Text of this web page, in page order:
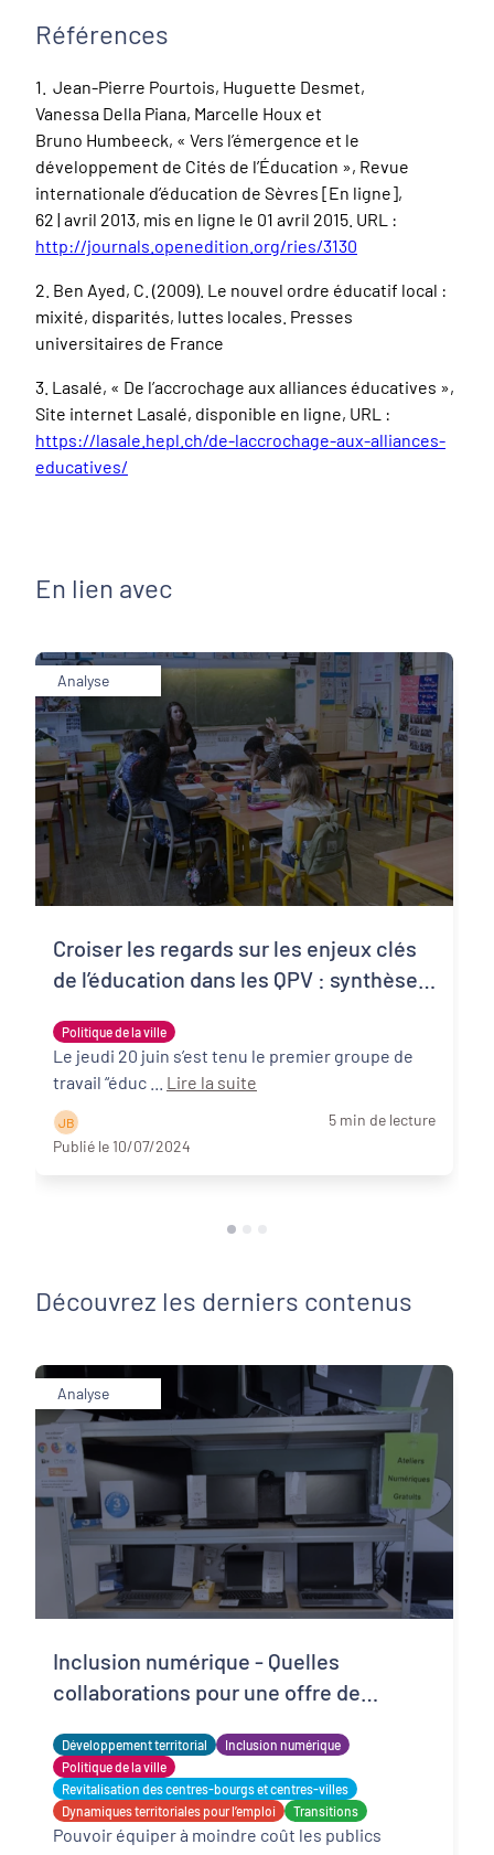
Références
1. Jean-Pierre Pourtois, Huguette Desmet,
Vanessa Della Piana, Marcelle Houx et
Bruno Humbeeck, « Vers l’émergence et le
développement de Cités de l’Éducation », Revue
internationale d’éducation de Sèvres [En ligne],
62 | avril 2013, mis en ligne le 01 avril 2015. URL :
http://journals.openedition.org/ries/3130
2. Ben Ayed, C. (2009). Le nouvel ordre éducatif local :
mixité, disparités, luttes locales . Presses
universitaires de France
3. Lasalé, « De l’accrochage aux alliances éducatives »,
Site internet Lasalé, disponible en ligne, URL :
https://lasale.hepl.ch/de-laccrochage-aux-alliances-
educatives/
En lien avec
Analyse
Politique de la ville
Croiser les regards sur les enjeux clés
de l’éducation dans les QPV : synthèse
PQN-A
Le jeudi 20 juin s’est tenu le premier groupe de
Lire la suite
J B
5 min de lecture
Publié le 10/07/2024
Découvrez les derniers contenus
Analyse
Développement territorial
Inclusion numérique
Politique de la ville
Revitalisation des centres-bourgs et centres-villes
Dynamiques territoriales pour l’emploi
Transitions
Inclusion numérique - Quelles
collaborations pour une offre de
solidaire et adaptée ?
Pouvoir équiper à moindre coût les publics